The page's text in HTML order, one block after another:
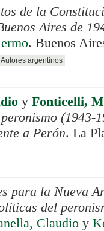
de la
Aires de
. Buenos
Autores argentinos
y Fonticelli,
(1943-
a Perón. La
para la Nueva
del
Claudio y